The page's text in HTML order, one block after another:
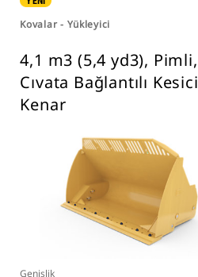
Kovalar - Yükleyici
4,1 m3 (5,4 yd3), Pimli,
Cıvata Bağlantılı Kesici
Kenar
Genişlik